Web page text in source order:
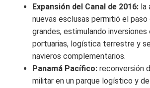
Expansión del Canal de 2016: la
nuevas esclusas permitió el paso
grandes, estimulando inversiones
portuarias, logística terrestre y
navieros complementarios.
Panamá Pacífico: reconversión
militar en un parque logístico y